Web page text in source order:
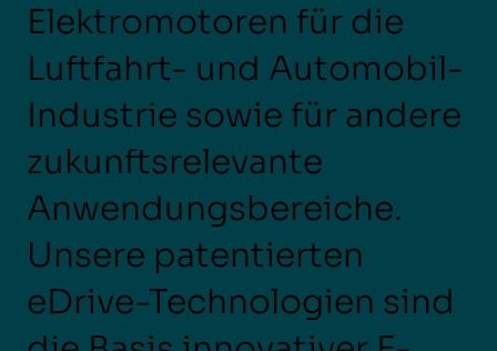
Elektromotoren für die
Luftfahrt- und Automobil-
Industrie sowie für andere
zukunftsrelevante
Anwendungsbereiche.
Unsere patentierten
eDrive-Technologien sind